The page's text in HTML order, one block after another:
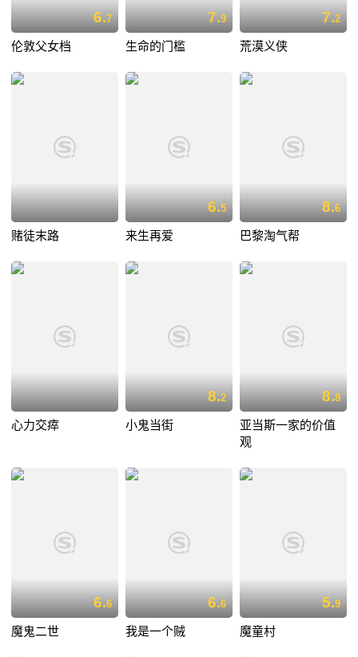
6.7
伦敦父女档
7.9
生命的门槛
7.2
荒漠义侠
赌徒末路
6.5
来生再爱
8.6
巴黎淘气帮
心力交瘁
8.2
小鬼当街
8.8
亚当斯一家的价值
观
6.6
魔鬼二世
6.6
我是一个贼
5.9
魔童村